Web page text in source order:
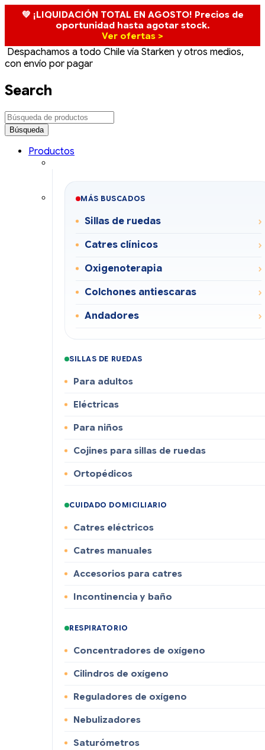
💚 ¡LIQUIDACIÓN TOTAL EN AGOSTO! Precios de
oportunidad hasta agotar stock.
Ver ofertas >
Despachamos a todo Chile vía Starken y otros medios,
con envío por pagar
Search
Productos
MÁS BUSCADOS
Sillas de ruedas
Catres clínicos
Oxigenoterapia
Colchones antiescaras
Andadores
SILLAS DE RUEDAS
Para adultos
Eléctricas
Para niños
Cojines para sillas de ruedas
Ortopédicos
CUIDADO DOMICILIARIO
Catres eléctricos
Catres manuales
Accesorios para catres
Incontinencia y baño
RESPIRATORIO
Concentradores de oxígeno
Cilindros de oxígeno
Reguladores de oxígeno
Nebulizadores
Saturómetros